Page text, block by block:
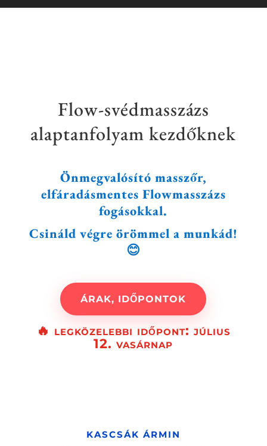
Flow-svédmasszázs
alaptanfolyam kezdőknek
Önmegvalósító masszőr,
elfáradásmentes Flowmasszázs
fogásokkal.
Csináld végre örömmel a munkád!
😊
ÁRAK, IDŐPONTOK
🔥 legközelebbi időpont: július
12. vasárnap
KASCSÁK ÁRMIN